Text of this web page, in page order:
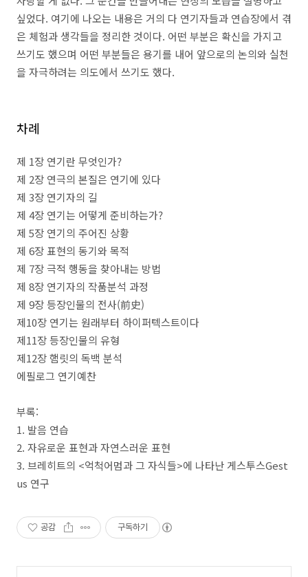
싶었다. 여기에 나오는 내용은 거의 다 연기자들과 연습장에서 겪
은 체험과 생각들을 정리한 것이다. 어떤 부분은 확신을 가지고
쓰기도 했으며 어떤 부분들은 용기를 내어 앞으로의 논의와 실천
을 자극하려는 의도에서 쓰기도 했다.
차례
제 1장 연기란 무엇인가?
제 2장 연극의 본질은 연기에 있다
제 3장 연기자의 길
제 4장 연기는 어떻게 준비하는가?
제 5장 연기의 주어진 상황
제 6장 표현의 동기와 목적
제 7장 극적 행동을 찾아내는 방법
제 8장 연기자의 작품분석 과정
제 9장 등장인물의 전사(前史)
제10장 연기는 원래부터 하이퍼텍스트이다
제11장 등장인물의 유형
제12장 햄릿의 독백 분석
에필로그 연기예찬
부록:
1. 발음 연습
2. 자유로운 표현과 자연스러운 표현
3. 브레히트의 <억척어멈과 그 자식들>에 나타난 게스투스Gest
us 연구
공감 구독하기